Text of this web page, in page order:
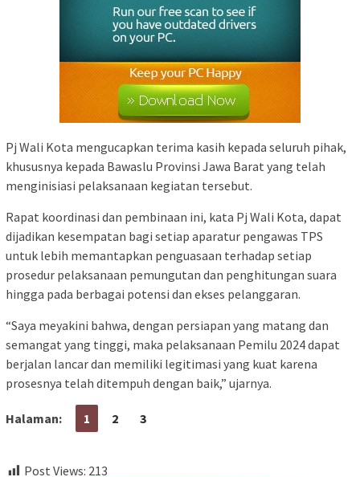
Pj Wali Kota mengucapkan terima kasih kepada seluruh pihak,
khususnya kepada Bawaslu Provinsi Jawa Barat yang telah
menginisiasi pelaksanaan kegiatan tersebut.
Rapat koordinasi dan pembinaan ini, kata Pj Wali Kota, dapat
dijadikan kesempatan bagi setiap aparatur pengawas TPS
untuk lebih memantapkan penguasaan terhadap setiap
prosedur pelaksanaan pemungutan dan penghitungan suara
hingga pada berbagai potensi dan ekses pelanggaran.
“Saya meyakini bahwa, dengan persiapan yang matang dan
semangat yang tinggi, maka pelaksanaan Pemilu 2024 dapat
berjalan lancar dan memiliki legitimasi yang kuat karena
prosesnya telah ditempuh dengan baik,” ujarnya.
Halaman: 1 2 3
Post Views: 213